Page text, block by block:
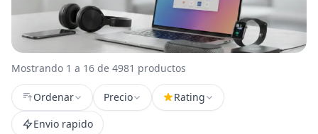
Mostrando 1 a 16 de 4981 productos
Ordenar Precio
Rating
Envio rapido